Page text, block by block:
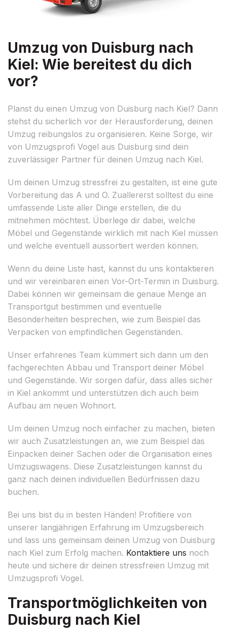
Umzug von Duisburg nach
Kiel: Wie bereitest du dich
vor?
Planst du einen Umzug von Duisburg nach Kiel? Dann
stehst du sicherlich vor der Herausforderung, deinen
Umzug reibungslos zu organisieren. Keine Sorge, wir
von Umzugsprofi Vogel aus Duisburg sind dein
zuverlässiger Partner für deinen Umzug nach Kiel.
Um deinen Umzug stressfrei zu gestalten, ist eine gute
Vorbereitung das A und O. Zuallererst solltest du eine
umfassende Liste aller Dinge erstellen, die du
mitnehmen möchtest. Überlege dir dabei, welche
Möbel und Gegenstände wirklich mit nach Kiel müssen
und welche eventuell aussortiert werden können.
Wenn du deine Liste hast, kannst du uns kontaktieren
und wir vereinbaren einen Vor-Ort-Termin in Duisburg.
Dabei können wir gemeinsam die genaue Menge an
Transportgut bestimmen und eventuelle
Besonderheiten besprechen, wie zum Beispiel das
Verpacken von empfindlichen Gegenständen.
Unser erfahrenes Team kümmert sich dann um den
fachgerechten Abbau und Transport deiner Möbel
und Gegenstände. Wir sorgen dafür, dass alles sicher
in Kiel ankommt und unterstützen dich auch beim
Aufbau am neuen Wohnort.
Um deinen Umzug noch einfacher zu machen, bieten
wir auch Zusatzleistungen an, wie zum Beispiel das
Einpacken deiner Sachen oder die Organisation eines
Umzugswagens. Diese Zusatzleistungen kannst du
ganz nach deinen individuellen Bedürfnissen dazu
buchen.
Bei uns bist du in besten Händen! Profitiere von
unserer langjährigen Erfahrung im Umzugsbereich
und lass uns gemeinsam deinen Umzug von Duisburg
nach Kiel zum Erfolg machen. Kontaktiere uns noch
heute und sichere dir deinen stressfreien Umzug mit
Umzugsprofi Vogel.
Transportmöglichkeiten von
Duisburg nach Kiel